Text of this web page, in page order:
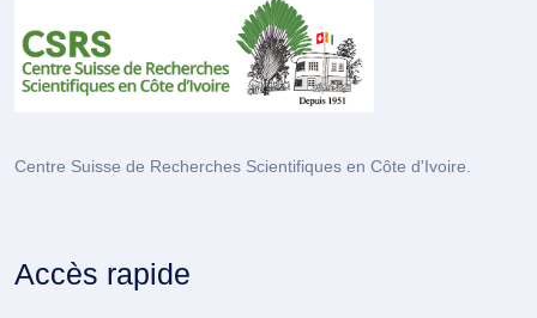
Centre Suisse de Recherches Scientifiques en Côte d'Ivoire.
Accès rapide